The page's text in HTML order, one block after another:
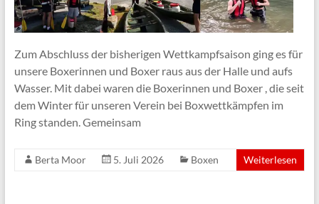
Zum Abschluss der bisherigen Wettkampfsaison ging es für
unsere Boxerinnen und Boxer raus aus der Halle und aufs
Wasser. Mit dabei waren die Boxerinnen und Boxer , die seit
dem Winter für unseren Verein bei Boxwettkämpfen im
Ring standen. Gemeinsam
Berta Moor 5. Juli 2026 Boxen Weiterlesen